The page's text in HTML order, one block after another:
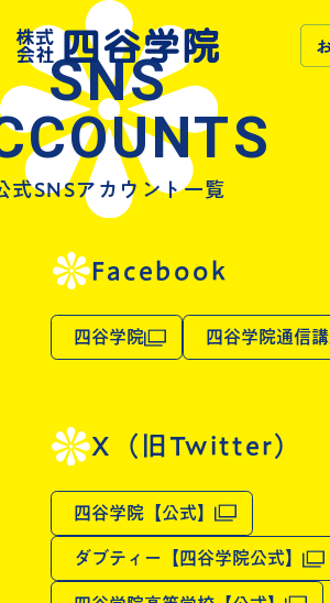
SNS
式SNSアカウント一覧
Facebook
四谷学院 四谷学院通信
X（旧Twitter）
四谷学院【公式】
ダブティー【四谷学院公式】